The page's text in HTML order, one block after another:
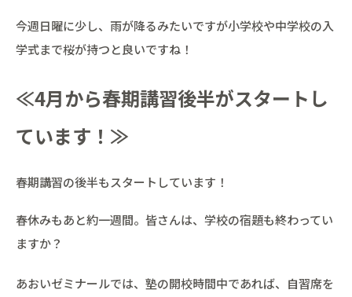
今週日曜に少し、雨が降るみたいですが小学校や中学校の入
学式まで桜が持つと良いですね！
≪4月から春期講習後半がスタートし
ています！≫
春期講習の後半もスタートしています！
春休みもあと約一週間。皆さんは、学校の宿題も終わってい
ますか？
あおいゼミナールでは、塾の開校時間中であれば、自習席を